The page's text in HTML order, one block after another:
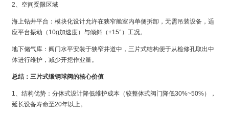
2、空间受限区域
海上钻井平台：模块化设计允许在狭窄舱室内单侧拆卸，无需吊装设备，适
应平台振动（10g加速度）与倾斜（±15°）工况。
地下储气库：阀门水平安装于狭窄井道中，三片式结构便于从检修孔取出中
体进行维护，减少开挖作业量。
总结：三片式锻钢球阀的核心价值
1、结构优势：分体式设计降低维护成本（较整体式阀门降低30%~50%），
延长设备寿命至20年以上。